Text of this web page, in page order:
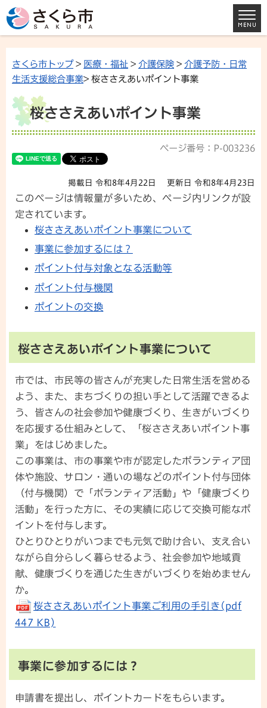
さくら市トップ> 医療・福祉 > 介護保険 > 介護予防・日常
生活支援総合事業> 桜ささえあいポイント事業
桜ささえあいポイント事業
ページ番号：P-003236
掲載日 令和8年4月22日 更新日 令和8年4月23日
このページは情報量が多いため、ページ内リンクが設
定されています。
桜ささえあいポイント事業について
事業に参加するには？
ポイント付与対象となる活動等
ポイント付与機関
ポイントの交換
桜ささえあいポイント事業について
市では、市民等の皆さんが充実した日常生活を営める
よう、また、まちづくりの担い手として活躍できるよ
う、皆さんの社会参加や健康づくり、生きがいづくり
を応援する仕組みとして、「桜ささえあいポイント事
業」をはじめました。
この事業は、市の事業や市が認定したボランティア団
体や施設、サロン・通いの場などのポイント付与団体
（付与機関）で「ボランティア活動」や「健康づくり
活動」を行った方に、その実績に応じて交換可能なポ
イントを付与します。
ひとりひとりがいつまでも元気で助け合い、支え合い
ながら自分らしく暮らせるよう、社会参加や地域貢
献、健康づくりを通じた生きがいづくりを始めません
か。
桜ささえあいポイント事業ご利用の手引き(pdf
447 KB)
事業に参加するには？
申請書を提出し、ポイントカードをもらいます。